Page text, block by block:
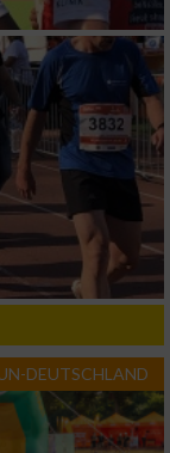
DEUTSCHLAND